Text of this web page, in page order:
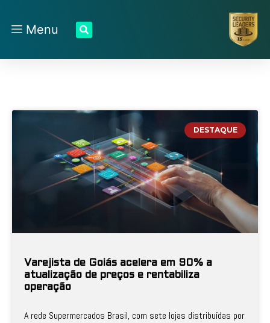
Menu
DESTAQUE
Varejista de Goiás acelera em 90% a
atualização de preços e rentabiliza
operação
A rede Supermercados Brasil, com sete lojas distribuídas por